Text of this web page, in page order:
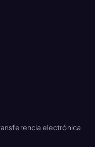
electrónica